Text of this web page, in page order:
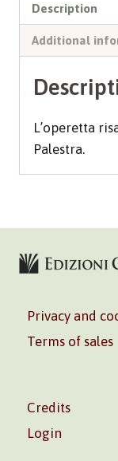
flauto
del
quantity
Description
Additional
L’operetta
Palestra.
Privacy and
Terms of sales
Credits
Login